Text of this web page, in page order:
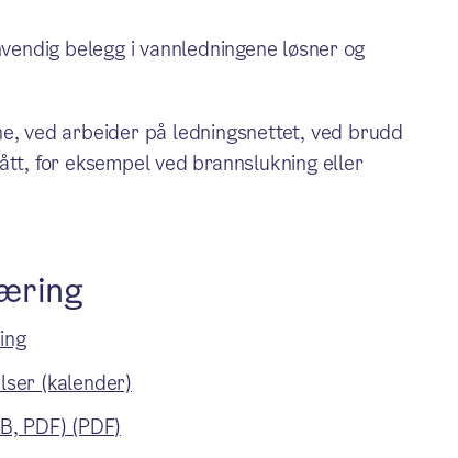
belegg i vannledningene løsner og
ved arbeider på ledningsnettet, ved brudd
for eksempel ved brannslukning eller
(kalender)
PDF) (PDF)